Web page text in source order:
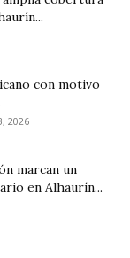
con motivo
2026
marcan un
en Alhaurín...